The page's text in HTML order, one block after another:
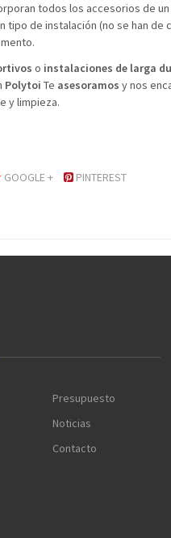
todos los accesorios de un
tipo de instalación (no se han
o instalaciones de larga
Polytoi Te asesoramos y nos
y limpieza.
GOOGLE + PINTEREST
Presupuesto
Noticias
Contacto